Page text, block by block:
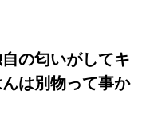
の匂いがしてキ
は別物って事か